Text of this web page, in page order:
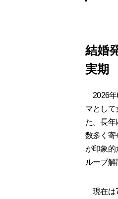
結婚
実期
2026年
マとして
た。長年
数多く寄
が印象的
ループ
現在は